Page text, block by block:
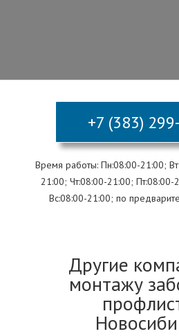
+7 (383)
Время работы: Пн:08:00-21:00;
21:00; Чт:08:00-21:00;
Вс:08:00-21:00; по
Другие
монтажу